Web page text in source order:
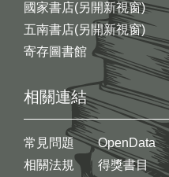
國家書店(另開新視窗)
五南書店(另開新視窗)
寄存圖書館
相關連結
常見問題
相關法規
OpenData
得獎書目